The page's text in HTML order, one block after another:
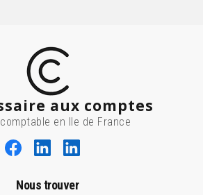
aux comptes
en Ile de France
Nous trouver